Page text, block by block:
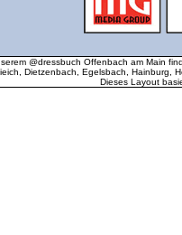
@dressbuch Offenbach am Main
Dietzenbach, Egelsbach, Hainburg,
Dieses Layout